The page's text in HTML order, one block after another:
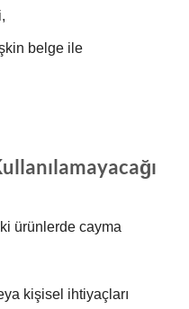
belge ile
ürünlerde cayma
kişisel ihtiyaçları